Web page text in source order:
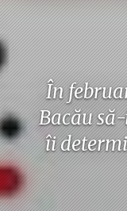
În
Bacău
îi